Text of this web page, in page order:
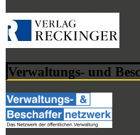
Verwaltungs- und